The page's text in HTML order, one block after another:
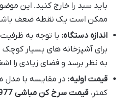
باید سبد را خارج کنید. این
ممکن است یک نقطه ضعف
اندازه دستگاه:
برای آشپزخانه های بسیار
به نظر برسد و فضای زیادی را
قیمت اولیه: در مقایسه با مدل
کمتر، قیمت سرخ کن مباشی ME-AF977